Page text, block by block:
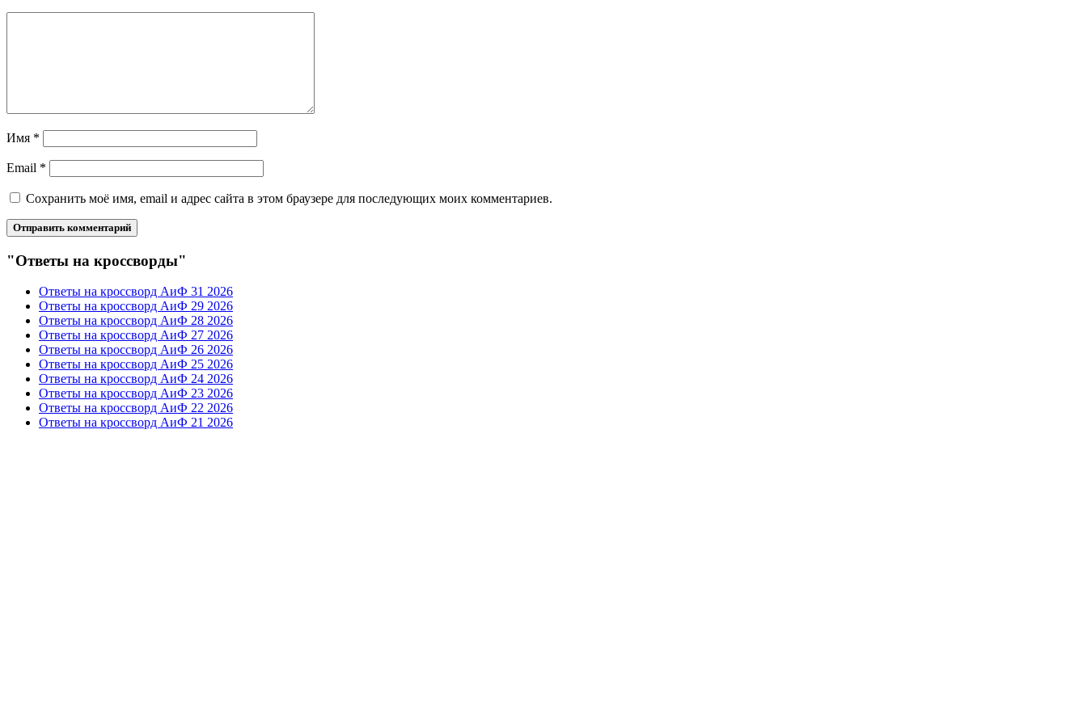
Имя *
Email *
Сохранить моё имя, email и адрес сайта в этом браузере для последующих моих комментариев.
"Ответы на кроссворды"
Ответы на кроссворд АиФ 31 2026
Ответы на кроссворд АиФ 29 2026
Ответы на кроссворд АиФ 28 2026
Ответы на кроссворд АиФ 27 2026
Ответы на кроссворд АиФ 26 2026
Ответы на кроссворд АиФ 25 2026
Ответы на кроссворд АиФ 24 2026
Ответы на кроссворд АиФ 23 2026
Ответы на кроссворд АиФ 22 2026
Ответы на кроссворд АиФ 21 2026